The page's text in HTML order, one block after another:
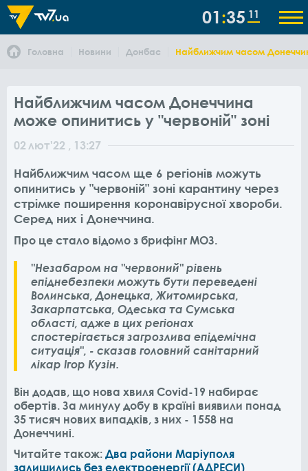
01 35 11
Головна Новини Донбас Найближчим часом
Найближчим часом Донеччина
може опинитись у "червоній" зоні
02 лют'22 , 13:27
Найближчим часом ще 6 регіонів можуть
опинитись у "червоній" зоні карантину через
стрімке поширення коронавірусної хвороби.
Серед них і Донеччина.
Про це стало відомо з брифінг МОЗ.
"Незабаром на "червоний" рівень
епіднебезпеки можуть бути переведені
Волинська, Донецька, Житомирська,
Закарпатська, Одеська та Сумська
області, адже в цих регіонах
спостерігається загрозлива епідемічна
ситуація", - сказав головний санітарний
лікар Ігор Кузін.
Він додав, що нова хвиля Covid-19 набирає
обертів. За минулу добу в країні виявили понад
35 тисяч нових випадків, з них - 1558 на
Донеччині.
Читайте також: Два райони Маріуполя
залишились без електроенергії (АДРЕСИ)